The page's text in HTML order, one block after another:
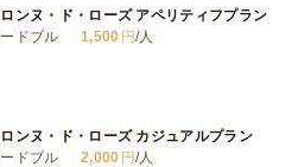
ンヌ・ド・ローズ アペリティフプラン
ドブル
1,500 円/人
ンヌ・ド・ローズ カジュアルプラン
ドブル
2,000 円/人